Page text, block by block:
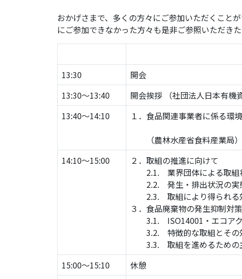
おかげさまで、多くの方々にご参加いただくこと
にご参加できなかった方々も是非ご参照いただき
13:30
開会
13:30～13:40
開会挨拶 （社団法人日本有機
13:40～14:10
１．食品関連事業者に係る環
（農林水産省食料産業局）
14:10～15:00
２．取組の推進に向けて
2.1. 業界団体による取組
2.2. 発生・排出状況の実
2.3. 取組により得られる
３．食品廃棄物の発生抑制対策
3.1. ISO14001・エコアク
3.2. 特徴的な取組とその
3.3. 取組を進めるための
15:00～15:10 休憩